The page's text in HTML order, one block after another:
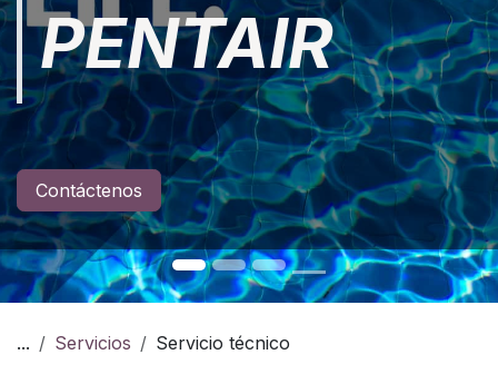
PENTAIR
Contáctenos
... Servicios Servicio técnico